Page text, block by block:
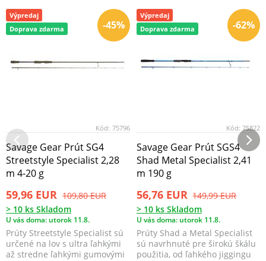
-45%
Výpredaj
Doprava zdarma
Kód: 75796
Savage Gear Prút SG4
Streetstyle Specialist 2,28
m 4-20 g
59,96 EUR 109,80 EUR
> 10 ks Skladom
U vás doma: utorok 11.8.
Prúty Streetstyle Specialist sú
určené na lov s ultra ľahkými
až stredne ľahkými gumovými
-62%
Výpredaj
Doprava zdarma
Kód: 75822
Savage Gear Prút SGS4
Shad Metal Specialist 2,41
m 190 g
56,76 EUR 149,99 EUR
> 10 ks Skladom
U vás doma: utorok 11.8.
Prúty Shad a Metal Specialist
sú navrhnuté pre širokú škálu
použitia, od ľahkého jiggingu